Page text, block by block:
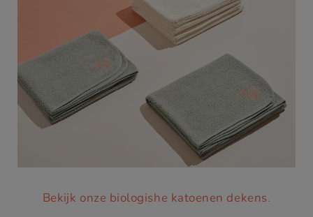
Bekijk onze biologishe katoenen dekens.